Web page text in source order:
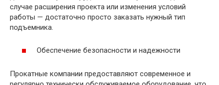
случае расширения проекта или изменения условий
работы — достаточно просто заказать нужный тип
подъемника.
Обеспечение безопасности и надежности
Прокатные компании предоставляют современное и